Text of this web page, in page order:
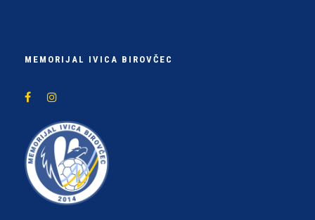
MEMORIJAL IVICA BIROVČEC